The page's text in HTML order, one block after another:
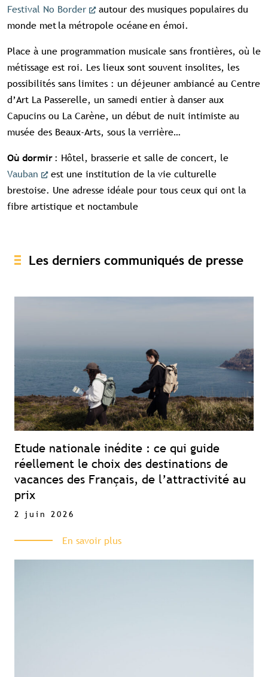
Festival No Border
autour des musiques populaires du
monde met la métropole océane en émoi.
Place à une programmation musicale sans frontières, où le
métissage est roi. Les lieux sont souvent insolites, les
possibilités sans limites : un déjeuner ambiancé au Centre
d’Art La Passerelle, un samedi entier à danser aux
Capucins ou La Carène, un début de nuit intimiste au
musée des Beaux-Arts, sous la verrière…
Où dormir : Hôtel, brasserie et salle de concert, le
Vauban
est une institution de la vie culturelle
brestoise. Une adresse idéale pour tous ceux qui ont la
fibre artistique et noctambule
Les derniers communiqués de presse
Etude nationale inédite : ce qui guide
réellement le choix des destinations de
vacances des Français, de l’attractivité au
prix
2 juin 2026
En savoir plus